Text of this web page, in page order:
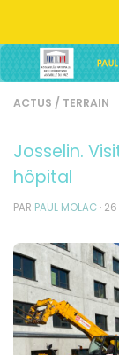
ACTUS / TERRAIN
Josselin.
hôpital
PAR PAUL MOLAC · 26